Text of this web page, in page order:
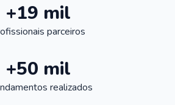
+19 mil
parceiros
+50 mil
realizados